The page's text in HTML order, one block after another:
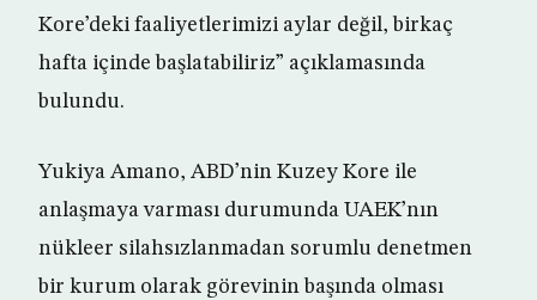
Kore’deki faaliyetlerimizi aylar değil, birkaç
hafta içinde başlatabiliriz” açıklamasında
bulundu.
Yukiya Amano, ABD’nin Kuzey Kore ile
anlaşmaya varması durumunda UAEK’nın
nükleer silahsızlanmadan sorumlu denetmen
bir kurum olarak görevinin başında olması